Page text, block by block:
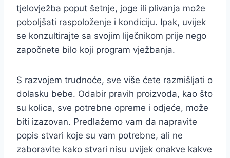
tjelovježba poput šetnje, joge ili plivanja može
poboljšati raspoloženje i kondiciju. Ipak, uvijek
se konzultirajte sa svojim liječnikom prije nego
započnete bilo koji program vježbanja.
S razvojem trudnoće, sve više ćete razmišljati o
dolasku bebe. Odabir pravih proizvoda, kao što
su kolica, sve potrebne opreme i odjeće, može
biti izazovan. Predlažemo vam da napravite
popis stvari koje su vam potrebne, ali ne
zaboravite kako stvari nisu uvijek onakve kakve